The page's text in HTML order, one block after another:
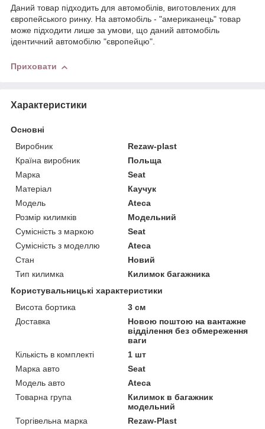
Даний товар підходить для автомобілів, виготовлених для
європейського ринку. На автомобіль - "американець" товар
може підходити лише за умови, що даний автомобіль
ідентичний автомобілю "європейцю".
Приховати
Характеристики
Основні
Виробник
Rezaw-plast
Країна виробник
Польща
Марка
Seat
Матеріал
Каучук
Модель
Ateca
Розмір килимків
Модельний
Сумісність з маркою
Seat
Сумісність з моделлю
Ateca
Стан
Новий
Тип килимка
Килимок багажника
Користувальницькі характеристики
Висота бортика
3 см
Доставка
Новою поштою на вантажне
відділення без обмереження
ваги
Кількість в комплекті
1 шт
Марка авто
Seat
Модель авто
Ateca
Товарна група
Килимок в багажник
модельний
Торгівельна марка
Rezaw-Plast